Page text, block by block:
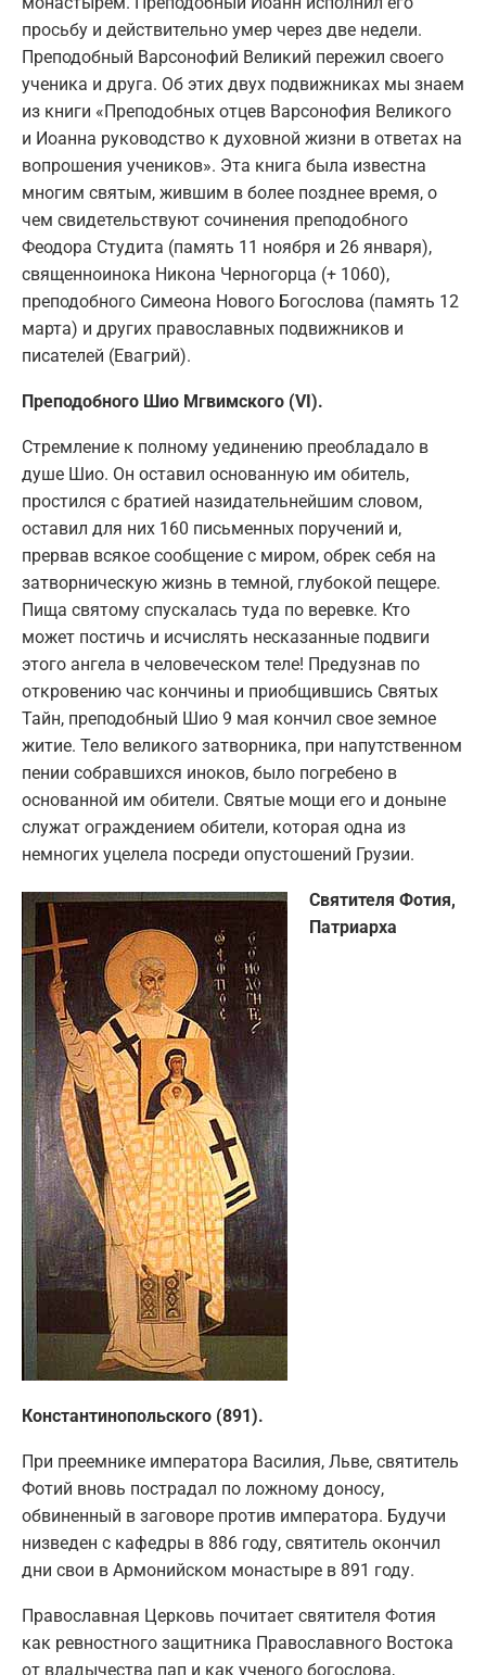
просьбу и действительно умер через две недели.
Преподобный Варсонофий Великий пережил своего
ученика и друга. Об этих двух подвижниках мы знаем
из книги «Преподобных отцев Варсонофия Великого
и Иоанна руководство к духовной жизни в ответах на
вопрошения учеников». Эта книга была известна
многим святым, жившим в более позднее время, о
чем свидетельствуют сочинения преподобного
Феодора Студита (память 11 ноября и 26 января),
священноинока Никона Черногорца (+ 1060),
преподобного Симеона Нового Богослова (память 12
марта) и других православных подвижников и
писателей (Евагрий).
Преподобного Шио Мгвимского (VI).
Стремление к полному уединению преобладало в
душе Шио. Он оставил основанную им обитель,
простился с братией назидательнейшим словом,
оставил для них 160 письменных поручений и,
прервав всякое сообщение с миром, обрек себя на
затворническую жизнь в темной, глубокой пещере.
Пища святому спускалась туда по веревке. Кто
может постичь и исчислять несказанные подвиги
этого ангела в человеческом теле! Предузнав по
откровению час кончины и приобщившись Святых
Тайн, преподобный Шио 9 мая кончил свое земное
житие. Тело великого затворника, при напутственном
пении собравшихся иноков, было погребено в
основанной им обители. Святые мощи его и доныне
служат ограждением обители, которая одна из
немногих уцелела посреди опустошений Грузии.
Святителя Фотия,
Патриарха
Константинопольского (891).
При преемнике императора Василия, Льве, святитель
Фотий вновь пострадал по ложному доносу,
обвиненный в заговоре против императора. Будучи
низведен с кафедры в 886 году, святитель окончил
дни свои в Армонийском монастыре в 891 году.
Православная Церковь почитает святителя Фотия
как ревностного защитника Православного Востока
от владычества пап и как ученого богослова,